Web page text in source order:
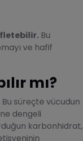
Bu
ve hafif
mı?
Bu süreçte vücudun
dengeli
karbonhidrat,